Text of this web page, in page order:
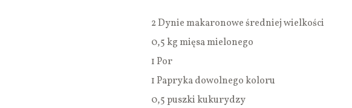
2 Dynie makaronowe średniej wielkości
0,5 kg mięsa mielonego
1 Por
1 Papryka dowolnego koloru
0,5 puszki kukurydzy